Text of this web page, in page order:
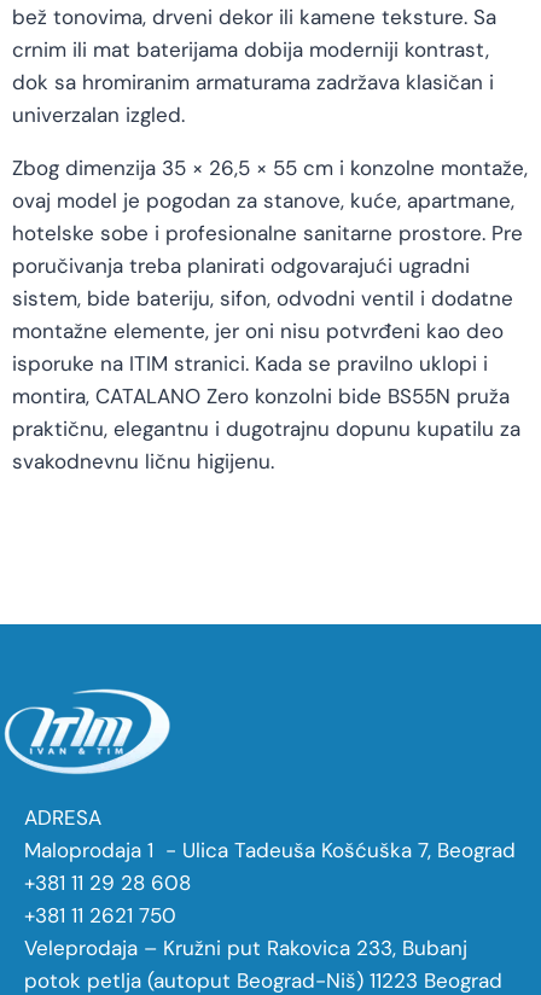
bež tonovima, drveni dekor ili kamene teksture. Sa
crnim ili mat baterijama dobija moderniji kontrast,
dok sa hromiranim armaturama zadržava klasičan i
univerzalan izgled.
Zbog dimenzija 35 × 26,5 × 55 cm i konzolne montaže,
ovaj model je pogodan za stanove, kuće, apartmane,
hotelske sobe i profesionalne sanitarne prostore. Pre
poručivanja treba planirati odgovarajući ugradni
sistem, bide bateriju, sifon, odvodni ventil i dodatne
montažne elemente, jer oni nisu potvrđeni kao deo
isporuke na ITIM stranici. Kada se pravilno uklopi i
montira, CATALANO Zero konzolni bide BS55N pruža
praktičnu, elegantnu i dugotrajnu dopunu kupatilu za
svakodnevnu ličnu higijenu.
ADRESA
Maloprodaja 1 - Ulica Tadeuša Košćuška 7, Beograd
+381 11 29 28 608
+381 11 2621 750
Veleprodaja – Kružni put Rakovica 233, Bubanj
potok petlja (autoput Beograd-Niš) 11223 Beograd